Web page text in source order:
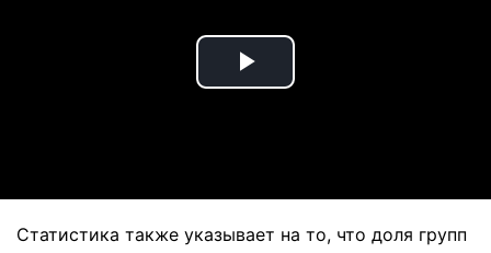
Play
Статистика также указывает на то, что доля групп